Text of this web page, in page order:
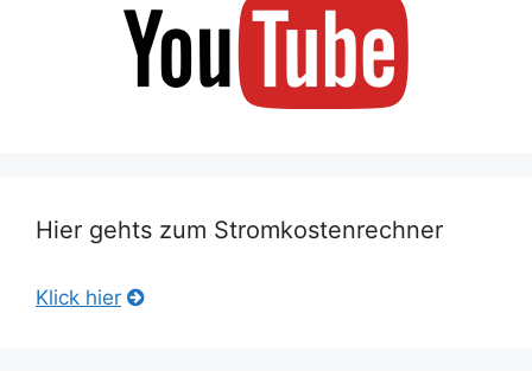
Hier gehts zum Stromkostenrechner
Klick hier